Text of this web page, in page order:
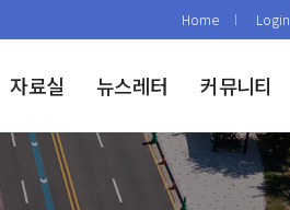
Home Login
자료실 뉴스레터 커뮤니티